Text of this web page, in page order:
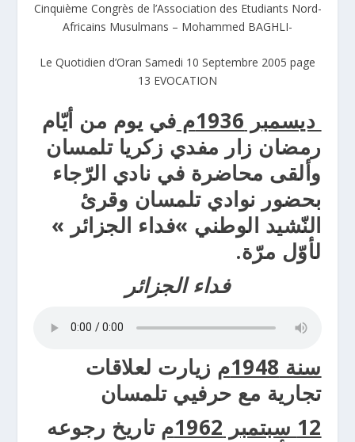
Cinquième Congrès de l’Association des Etudiants Nord-
Africains Musulmans – Mohammed BAGHLI-
Le Quotidien d’Oran Samedi 10 Septembre 2005 page
13 EVOCATION
ديسمبر 1936م
في يوم من أيّام
رمضان زار مفدي زكريا تلمسان
وألقى محاضرة في نادي الرّجاء
بحضور نوادي تلمسان وقرئ
النّشيد الوطني »فداء الجزائر »
لأوّل مرّة.
فداء الجزائر
سنة 1948م
زيارت لعلاقات
تجارية مع حرفيي تلمسان
12 سبتمبر 1962م
تاريخ رجوعه